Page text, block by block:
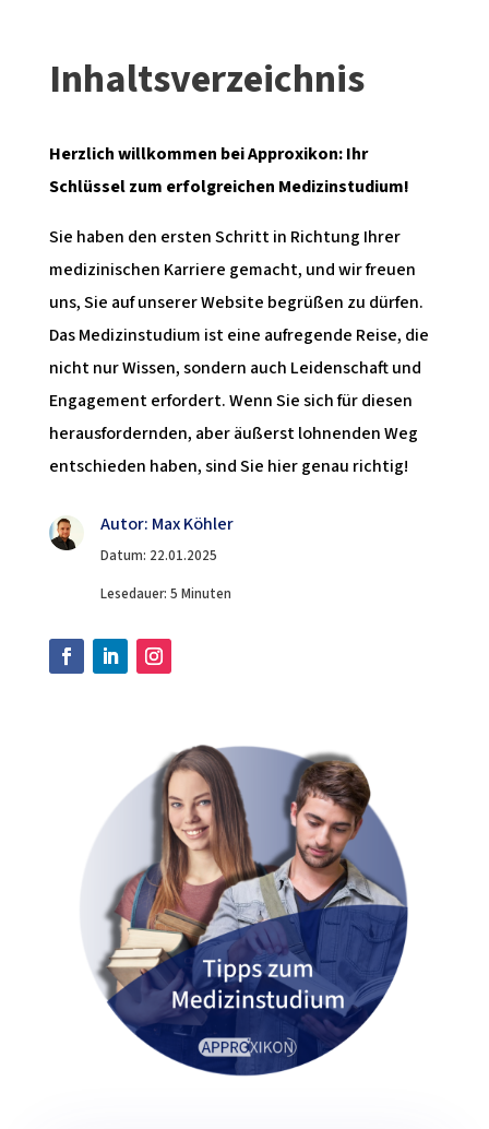
Inhaltsverzeichnis
Herzlich willkommen bei Approxikon: Ihr
Schlüssel zum erfolgreichen Medizinstudium!
Sie haben den ersten Schritt in Richtung Ihrer
medizinischen Karriere gemacht, und wir freuen
uns, Sie auf unserer Website begrüßen zu dürfen.
Das Medizinstudium ist eine aufregende Reise, die
nicht nur Wissen, sondern auch Leidenschaft und
Engagement erfordert. Wenn Sie sich für diesen
herausfordernden, aber äußerst lohnenden Weg
entschieden haben, sind Sie hier genau richtig!
Autor: Max Köhler
Datum: 22.01.2025
Lesedauer: 5 Minuten